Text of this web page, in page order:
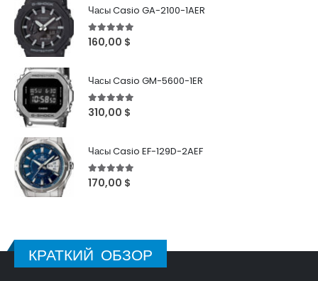
Часы Casio GA-2100-1AER
5out of 5
160,00 $
Часы Casio GM-5600-1ER
5out of 5
310,00 $
Часы Casio EF-129D-2AEF
5out of 5
170,00 $
КРАТКИЙ ОБЗОР